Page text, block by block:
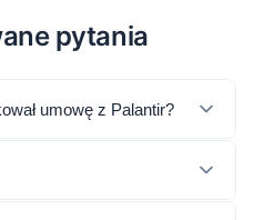
pytania
umowę z Palantir?